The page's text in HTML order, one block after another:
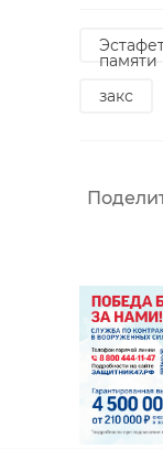
памяти
закс